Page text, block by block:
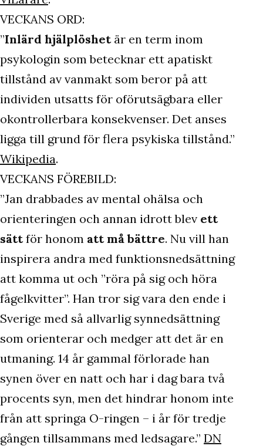
VECKANS ORD:
”Inlärd hjälplöshetär en term inom
psykologin som betecknar ett apatiskt
tillstånd av vanmakt som beror på att
individen utsatts för oförutsägbara eller
okontrollerbara konsekvenser. Det anses
ligga till grund för flera psykiska tillstånd.”
Wikipedia.
VECKANS FÖREBILD:
”Jan drabbades av mental ohälsa och
orienteringen och annan idrott blev ett
sättför honom att må bättre. Nu vill han
inspirera andra med funktionsnedsättning
att komma ut och ”röra på sig och höra
fågelkvitter”. Han tror sig vara den ende i
Sverige med så allvarlig synnedsättning
som orienterar och medger att det är en
utmaning. 14 år gammal förlorade han
synen över en natt och har i dag bara två
procents syn, men det hindrar honom inte
från att springa O-ringen – i år för tredje
gången tillsammans med ledsagare.” DN